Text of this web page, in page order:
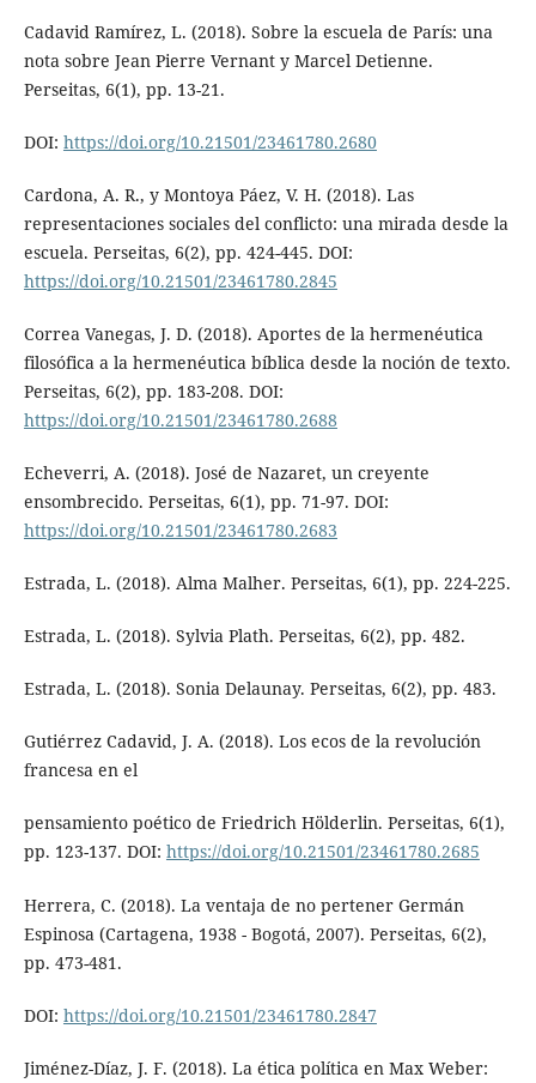
Cadavid Ramírez, L. (2018). Sobre la escuela de París: una
nota sobre Jean Pierre Vernant y Marcel Detienne.
Perseitas, 6(1), pp. 13-21.
DOI: https://doi.org/10.21501/23461780.2680
Cardona, A. R., y Montoya Páez, V. H. (2018). Las
representaciones sociales del conflicto: una mirada desde la
escuela. Perseitas, 6(2), pp. 424-445. DOI:
https://doi.org/10.21501/23461780.2845
Correa Vanegas, J. D. (2018). Aportes de la hermenéutica
filosófica a la hermenéutica bíblica desde la noción de texto.
Perseitas, 6(2), pp. 183-208. DOI:
https://doi.org/10.21501/23461780.2688
Echeverri, A. (2018). José de Nazaret, un creyente
ensombrecido. Perseitas, 6(1), pp. 71-97. DOI:
https://doi.org/10.21501/23461780.2683
Estrada, L. (2018). Alma Malher. Perseitas, 6(1), pp. 224-225.
Estrada, L. (2018). Sylvia Plath. Perseitas, 6(2), pp. 482.
Estrada, L. (2018). Sonia Delaunay. Perseitas, 6(2), pp. 483.
Gutiérrez Cadavid, J. A. (2018). Los ecos de la revolución
francesa en el
pensamiento poético de Friedrich Hölderlin. Perseitas, 6(1),
pp. 123-137. DOI: https://doi.org/10.21501/23461780.2685
Herrera, C. (2018). La ventaja de no pertener Germán
Espinosa (Cartagena, 1938 - Bogotá, 2007). Perseitas, 6(2),
pp. 473-481.
DOI: https://doi.org/10.21501/23461780.2847
Jiménez-Díaz, J. F. (2018). La ética política en Max Weber: